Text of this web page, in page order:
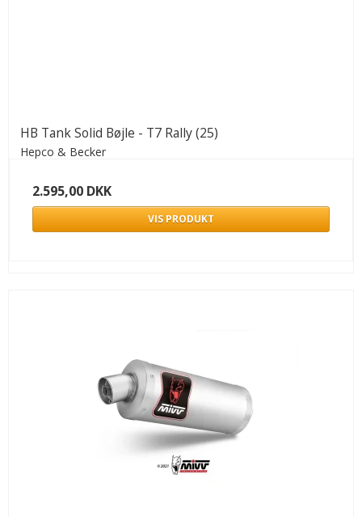
HB Tank Solid Bøjle - T7 Rally (25)
Hepco & Becker
2.595,00 DKK
VIS PRODUKT